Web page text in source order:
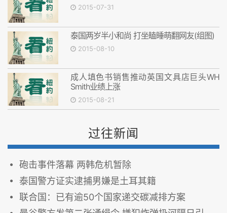
2015-07-31
泰国两岁半小和尚 打坐瞌睡萌翻网友(组图)
2015-08-10
成人填色书销售推动英国文具店巨头WH
Smith业绩上涨
2015-08-21
过往新闻
砲击事件落幕 两韩危机暂除
泰国警方证实逮捕男嫌是土耳其籍
联合国：已有逾50个国家递交碳减排方案